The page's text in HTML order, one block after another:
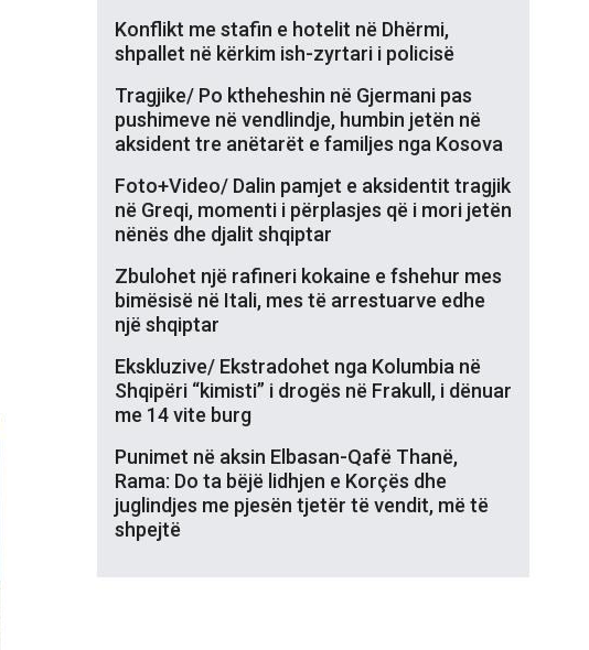
Konflikt me stafin e hotelit në Dhërmi,
shpallet në kërkim ish-zyrtari i policisë
Tragjike/ Po ktheheshin në Gjermani pas
pushimeve në vendlindje, humbin jetën në
aksident tre anëtarët e familjes nga Kosova
Foto+Video/ Dalin pamjet e aksidentit tragjik
në Greqi, momenti i përplasjes që i mori jetën
nënës dhe djalit shqiptar
Zbulohet një rafineri kokaine e fshehur mes
bimësisë në Itali, mes të arrestuarve edhe
një shqiptar
Ekskluzive/ Ekstradohet nga Kolumbia në
Shqipëri “kimisti” i drogës në Frakull, i dënuar
me 14 vite burg
Punimet në aksin Elbasan-Qafë Thanë,
Rama: Do ta bëjë lidhjen e Korçës dhe
juglindjes me pjesën tjetër të vendit, më të
shpejtë